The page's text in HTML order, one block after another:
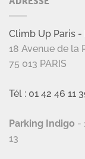
Climb Up Paris
18 Avenue de la
75 013 PARIS
Tél : 01 42 46 11
Parking Indigo -
13